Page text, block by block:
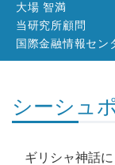
大場 智満
当研究所顧問
国際金融情報セン
シーシュ
ギリシャ神話